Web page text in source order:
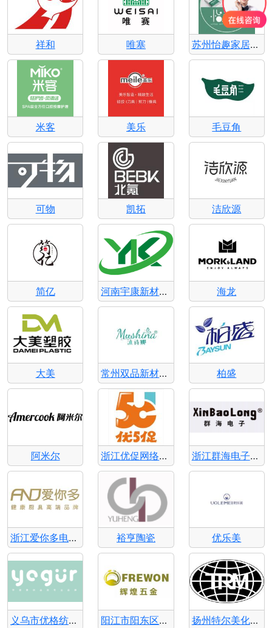
祥和 唯塞 苏州怡趣家居有限公司
米客 美乐 毛豆角
可物 凯拓 洁欣源
简亿 河南宇康新材料科技有限公司 海龙
大美 常州双品新材料有限公司 柏盛
阿米尔 浙江优促网络科技有限公司 浙江群海电子科技有限公司
浙江爱你多电器科技有限公司 裕亨陶瓷 优乐美
义乌市优格纺织品有限公司 阳江市阳东区辉煌五金有限公司 扬州特尔美化妆品